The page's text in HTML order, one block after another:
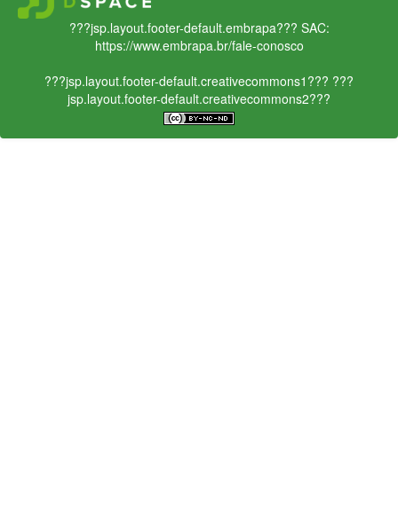
???jsp.layout.footer-default.embrapa??? SAC:
https://www.embrapa.br/fale-conosco
???jsp.layout.footer-default.creativecommons1??? ???
jsp.layout.footer-default.creativecommons2???